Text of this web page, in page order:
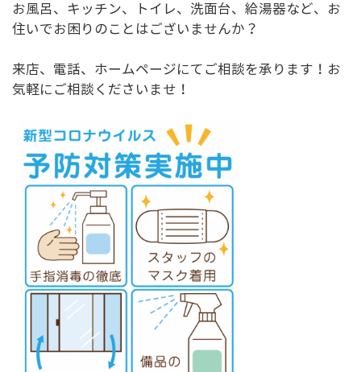
お風呂、キッチン、トイレ、洗面台、給湯器など、お
住いでお困りのことはございませんか？
来店、電話、ホームページにてご相談を承ります！お
気軽にご相談くださいませ！